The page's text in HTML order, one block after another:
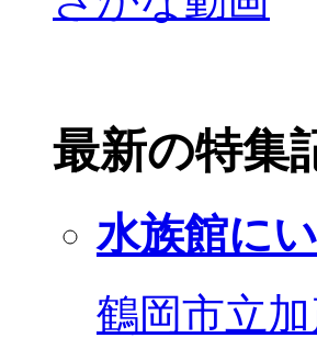
最新の特集
水族館に
鶴岡市立